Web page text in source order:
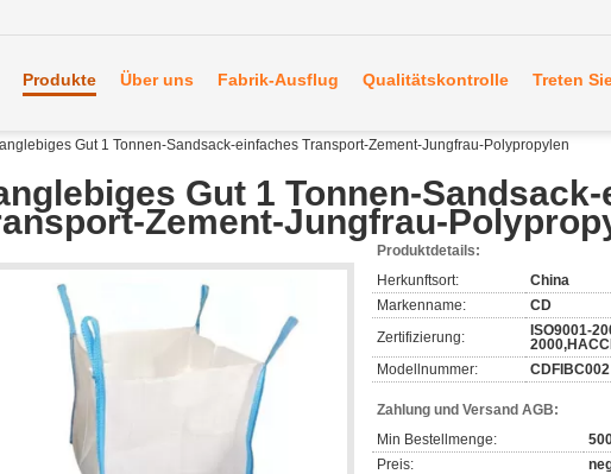
Produkte Über uns Fabrik-Ausflug Qualitätskontrolle Treten
Gut 1 Tonnen-Sandsack-einfaches Transport-Zement-Jungfrau-Polypropylen
Gut 1 Tonnen-
Zement-Jungfrau-
Produktdetails:
Herkunftsort:
China
Markenname:
CD
Zertifizierung:
ISO9001-
Modellnummer:
CDFIBC002
Zahlung und Versand AGB:
Min Bestellmenge:
Preis: